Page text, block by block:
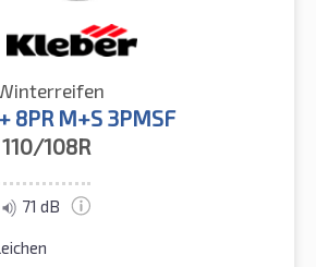
8PR M+S 3PMSF
110/108R
71 dB